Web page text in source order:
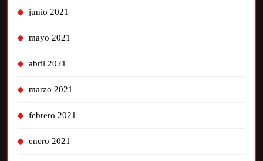
junio 2021
mayo 2021
abril 2021
marzo 2021
febrero 2021
enero 2021